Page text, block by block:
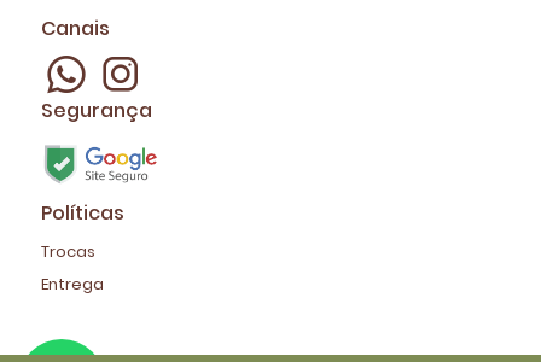
Canais
Segurança
Políticas
Trocas
Entrega